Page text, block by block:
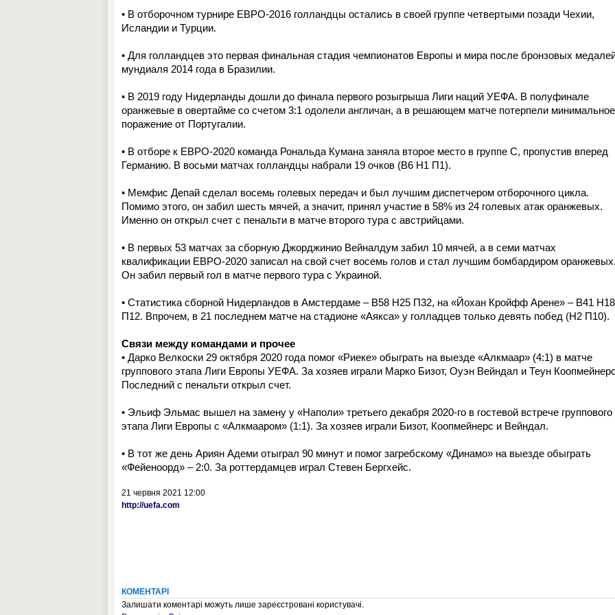
• В отборочном турнире ЕВРО-2016 голландцы остались в своей группе четвертыми позади Чехии,
Исландии и Турции.
• Для голландцев это первая финальная стадия чемпионатов Европы и мира после бронзовых
мундиаля 2014 года в Бразилии.
• В 2019 году Нидерланды дошли до финала первого розыгрыша Лиги наций УЕФА. В полуфинале
оранжевые в овертайме со счетом 3:1 одолели англичан, а в решающем матче потерпели минимальное
поражение от Португалии.
• В отборе к ЕВРО-2020 команда Рональда Кумана заняла второе место в группе С, пропустив вперед
Германию. В восьми матчах голландцы набрали 19 очков (В6 Н1 П1).
• Мемфис Депай сделал восемь голевых передач и был лучшим диспетчером отборочного цикла.
Помимо этого, он забил шесть мячей, а значит, принял участие в 58% из 24 голевых атак оранжевых.
Именно он открыл счет с пенальти в матче второго тура с австрийцами.
• В первых 53 матчах за сборную Джорджинио Вейналдум забил 10 мячей, а в семи матчах
квалификации ЕВРО-2020 записал на свой счет восемь голов и стал лучшим бомбардиром
Он забил первый гол в матче первого тура с Украиной.
• Статистика сборной Нидерландов в Амстердаме – В58 Н25 П32, на «Йохан Кройфф Арене» – В41 Н18
П12. Впрочем, в 21 последнем матче на стадионе «Аякса» у голладцев только девять побед (Н2 П10).
Связи между командами и прочее
• Дарко Велкоски 29 октября 2020 года помог «Риеке» обыграть на выезде «Алкмаар» (4:1) в матче
группового этапа Лиги Европы УЕФА. За хозяев играли Марко Бизот, Оуэн Вейндал и Теун
Последний с пенальти открыл счет.
• Эльиф Эльмас вышел на замену у «Наполи» третьего декабря 2020-го в гостевой встрече группового
этапа Лиги Европы с «Алкмааром» (1:1). За хозяев играли Бизот, Коопмейнерс и Вейндал.
• В тот же день Ариян Адеми отыграл 90 минут и помог загребскому «Динамо» на выезде обыграть
«Фейеноорд» – 2:0. За роттердамцев играл Стевен Бергхейс.
21 червня 2021 12:00
http://uefa.com
КОМЕНТАРІ
Залишати коментарі можуть лише зареєстровані користувачі.